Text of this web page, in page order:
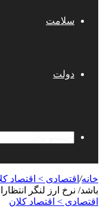
سلامت
دولت
خانه/ اقتصادی > اقتصاد
باشد/ نرخ ارز لنگر
اقتصادی > اقتصاد کلان